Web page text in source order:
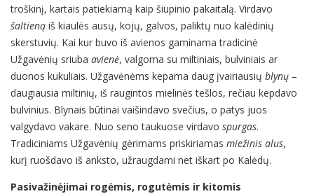
troškinį, kartais patiekiamą kaip šiupinio pakaitalą. Virdavo
šaltieną iš kiaulės ausų, kojų, galvos, paliktų nuo kalėdinių
skerstuvių. Kai kur buvo iš avienos gaminama tradicinė
Užgavėnių sriuba avienė, valgoma su miltiniais, bulviniais ar
duonos kukuliais. Užgavėnėms kepama daug įvairiausių blynų –
daugiausia miltinių, iš raugintos mielinės tešlos, rečiau kepdavo
bulvinius. Blynais būtinai vaišindavo svečius, o patys juos
valgydavo vakare. Nuo seno taukuose virdavo spurgas.
Tradiciniams Užgavėnių gėrimams priskiriamas miežinis alus,
kurį ruošdavo iš anksto, užraugdami net iškart po Kalėdų.
Pasivažinėjimai rogėmis, rogutėmis ir kitomis